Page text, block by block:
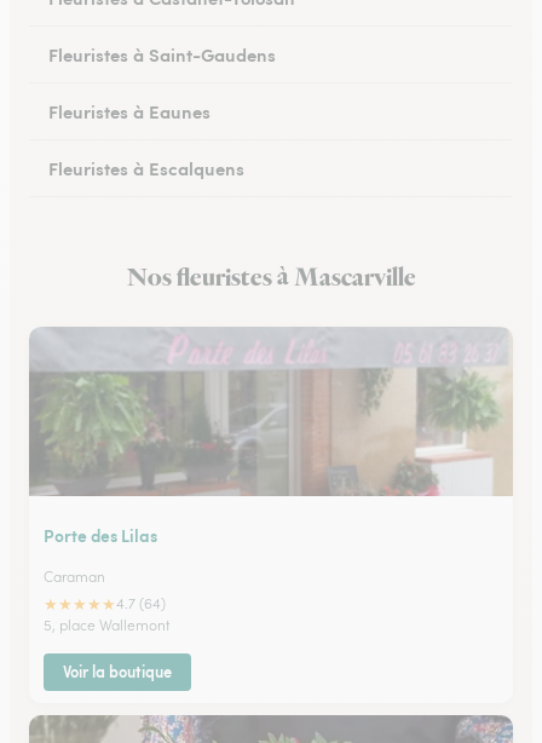
Fleuristes à Saint-Gaudens
Fleuristes à Eaunes
Fleuristes à Escalquens
Fleuristes à Colomiers
Nos fleuristes à Mascarville
Porte des Lilas
Caraman
★★★★★4.7 (64)
5, place Wallemont
Voir la boutique